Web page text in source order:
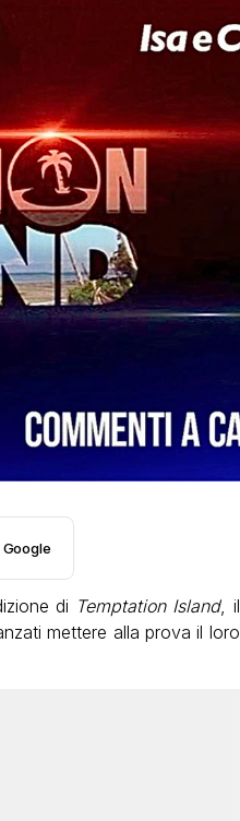
di Temptation Island, il
mettere alla prova il loro